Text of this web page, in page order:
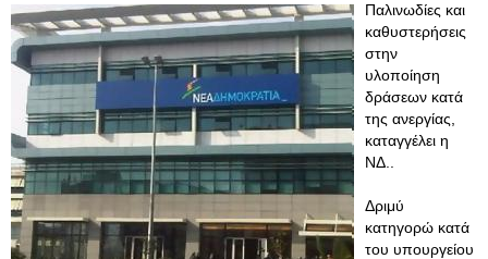
Παλινωδίες και
καθυστερήσεις
στην
υλοποίηση
δράσεων κατά
της ανεργίας,
καταγγέλει η
ΝΔ..
Δριμύ
κατηγορώ κατά
του υπουργείου